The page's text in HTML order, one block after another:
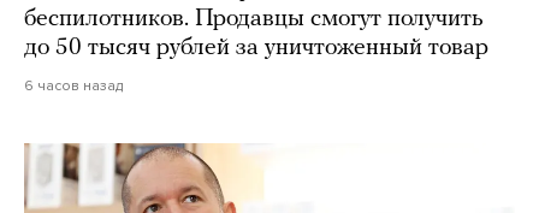
беспилотников. Продавцы смогут получить
до 50 тысяч рублей за уничтоженный товар
6 часов назад